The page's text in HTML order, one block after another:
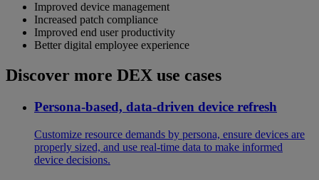
Improved device management
Increased patch compliance
Improved end user productivity
Better digital employee experience
Discover more DEX use cases
Persona-based, data-driven device refresh
Customize resource demands by persona, ensure devices are
properly sized, and use real-time data to make informed
device decisions.